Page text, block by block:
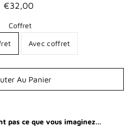
€32,00
Coffret
Avec coffret
une variante
Au Panier
pas ce que vous imaginez…